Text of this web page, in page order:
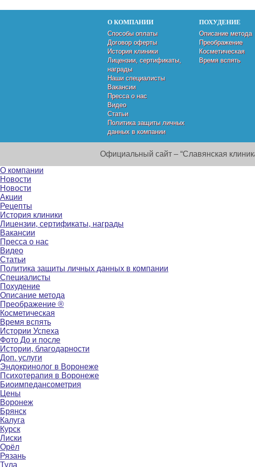
О КОМПАНИИ
Способы оплаты
Договор оферты
История клиники
Лицензии, сертификаты,
награды
Наши специалисты
Вакансии
Пресса о нас
Видео
Статьи
Политика защиты личных
данных в компании
ПОХУДЕНИЕ
Описание метода
Преображение
Косметическая
Время вспять
Официальный сайт – “Славянская
О компании
Новости
Новости
Акции
Рецепты
История клиники
Лицензии, сертификаты, награды
Вакансии
Пресса о нас
Видео
Статьи
Политика защиты личных данных в компании
Специалисты
Похудение
Описание метода
Преображение ®
Косметическая
Время вспять
Истории Успеха
Фото До и после
Истории, благодарности
Доп. услуги
Эндокринолог в Воронеже
Психотерапия в Воронеже
Биоимпедансометрия
Цены
Воронеж
Брянск
Калуга
Курск
Лиски
Орёл
Рязань
Тула